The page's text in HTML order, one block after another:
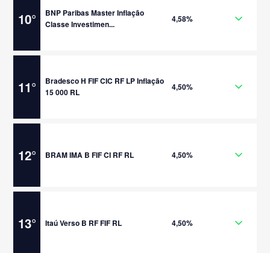
10°
BNP Paribas Master Inflação
Classe Investimen...
4,58%
11°
Bradesco H FIF CIC RF LP Inflação
15 000 RL
4,50%
12° BRAM IMA B FIF CI RF RL 4,50%
13° Itaú Verso B RF FIF RL 4,50%